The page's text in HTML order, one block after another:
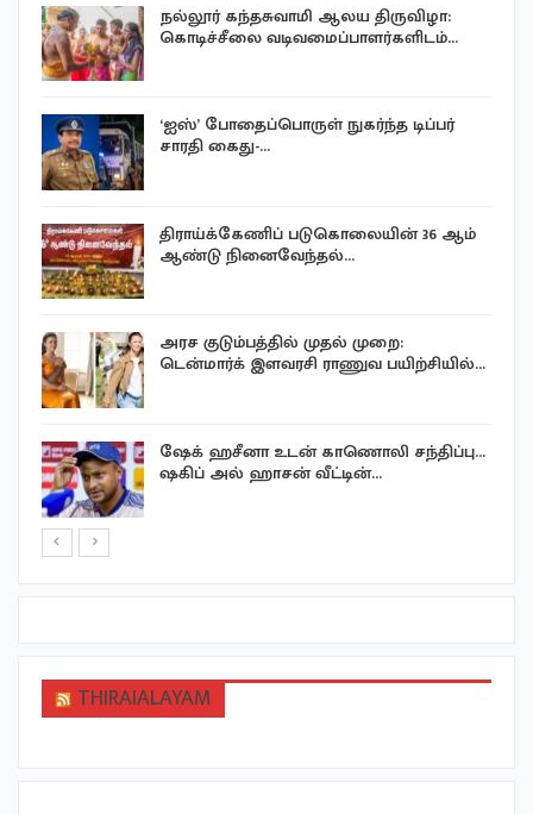
நல்லூர் கந்தசுவாமி ஆலய திருவிழா:
கொடிச்சீலை வடிவமைப்பாளர்களிடம்…
‘ஐஸ்’ போதைப்பொருள் நுகர்ந்த டிப்பர்
சாரதி கைது-…
திராய்க்கேணிப் படுகொலையின் 36 ஆம்
ஆண்டு நினைவேந்தல்…
அரச குடும்பத்தில் முதல் முறை:
டென்மார்க் இளவரசி ராணுவ பயிற்சியில்…
ஷேக் ஹசீனா உடன் காணொலி சந்திப்பு…
ஷகிப் அல் ஹாசன் வீட்டின்…
THIRAIALAYAM